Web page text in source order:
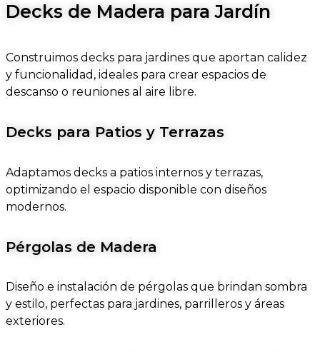
Decks de Madera para Jardín
Construimos decks para jardines que aportan calidez
y funcionalidad, ideales para crear espacios de
descanso o reuniones al aire libre.
Decks para Patios y Terrazas
Adaptamos decks a patios internos y terrazas,
optimizando el espacio disponible con diseños
modernos.
Pérgolas de Madera
Diseño e instalación de pérgolas que brindan sombra
y estilo, perfectas para jardines, parrilleros y áreas
exteriores.